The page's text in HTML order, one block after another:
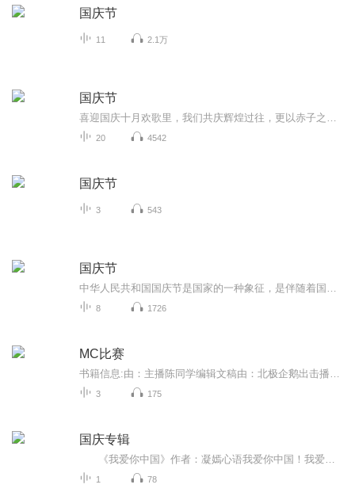
国庆节
11 2.1万
国庆节
20 4542
国庆节
3 543
国庆节
8 1726
MC比赛
3 175
国庆专辑
1 78